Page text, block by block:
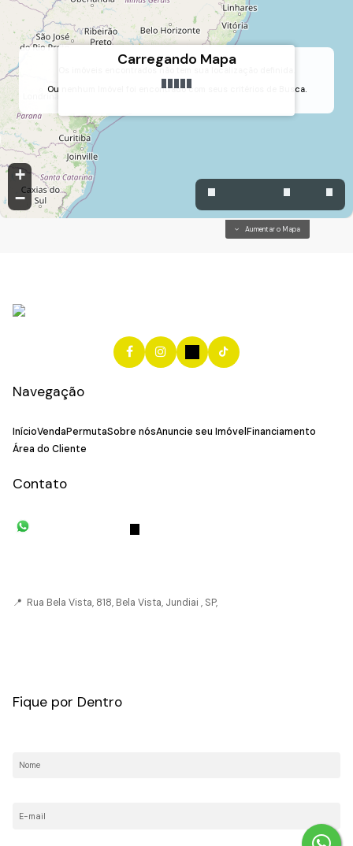
Recanto Quarto Centenário, Jundiaí, São Paulo, Brasil
+
−
Carregando Mapa
Os imóveis encontrados não tem sua localização definida.
Ou nenhum Imóvel foi encontrado com seus critérios de Busca.
Aumentar o Mapa
Navegação
InícioVendaPermutaSobre nósAnuncie seu Imóvel Financiamento
Área do Cliente
Contato
📍 Rua Bela Vista, 818, Bela Vista, Jundiai , SP,
Fique por Dentro